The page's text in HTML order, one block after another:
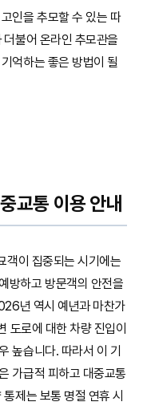
인을 추모할 수 있는 따
불어 온라인 추모관을
억하는 좋은 방법이 될
교통 이용 안내
객이 집중되는 시기에는
방하고 방문객의 안전을
년 역시 예년과 마찬가
도로에 대한 차량 진입이
높습니다. 따라서 이 기
가급적 피하고 대중교통
제는 보통 명절 연휴 시